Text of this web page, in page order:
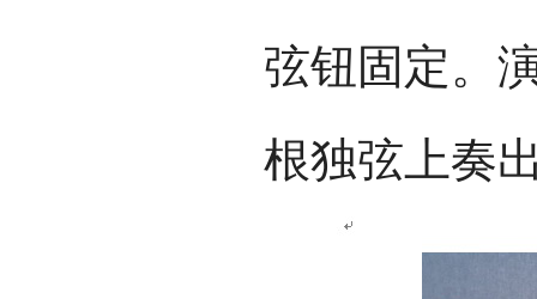
弦钮固定。
根独弦上奏